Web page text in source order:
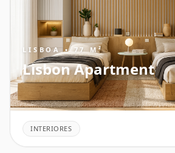
LISBOA • 77 M²
Lisbon Apartment
INTERIORES